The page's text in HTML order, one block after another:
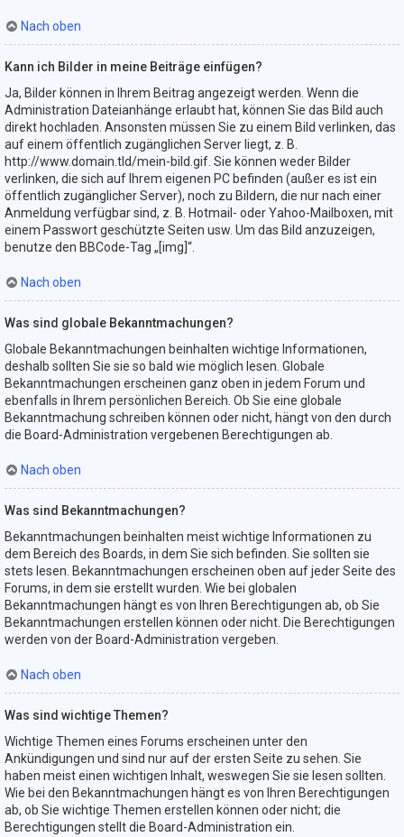
Nach oben
Kann ich Bilder in meine Beiträge einfügen?
Ja, Bilder können in Ihrem Beitrag angezeigt werden. Wenn die
Administration Dateianhänge erlaubt hat, können Sie das Bild auch
direkt hochladen. Ansonsten müssen Sie zu einem Bild verlinken, das
auf einem öffentlich zugänglichen Server liegt, z. B.
http://www.domain.tld/mein-bild.gif. Sie können weder Bilder
verlinken, die sich auf Ihrem eigenen PC befinden (außer es ist ein
öffentlich zugänglicher Server), noch zu Bildern, die nur nach einer
Anmeldung verfügbar sind, z. B. Hotmail- oder Yahoo-Mailboxen, mit
einem Passwort geschützte Seiten usw. Um das Bild anzuzeigen,
benutze den BBCode-Tag „[img]“.
Nach oben
Was sind globale Bekanntmachungen?
Globale Bekanntmachungen beinhalten wichtige Informationen,
deshalb sollten Sie sie so bald wie möglich lesen. Globale
Bekanntmachungen erscheinen ganz oben in jedem Forum und
ebenfalls in Ihrem persönlichen Bereich. Ob Sie eine globale
Bekanntmachung schreiben können oder nicht, hängt von den durch
die Board-Administration vergebenen Berechtigungen ab.
Nach oben
Was sind Bekanntmachungen?
Bekanntmachungen beinhalten meist wichtige Informationen zu
dem Bereich des Boards, in dem Sie sich befinden. Sie sollten sie
stets lesen. Bekanntmachungen erscheinen oben auf jeder Seite des
Forums, in dem sie erstellt wurden. Wie bei globalen
Bekanntmachungen hängt es von Ihren Berechtigungen ab, ob Sie
Bekanntmachungen erstellen können oder nicht. Die Berechtigungen
werden von der Board-Administration vergeben.
Nach oben
Was sind wichtige Themen?
Wichtige Themen eines Forums erscheinen unter den
Ankündigungen und sind nur auf der ersten Seite zu sehen. Sie
haben meist einen wichtigen Inhalt, weswegen Sie sie lesen sollten.
Wie bei den Bekanntmachungen hängt es von Ihren Berechtigungen
ab, ob Sie wichtige Themen erstellen können oder nicht; die
Berechtigungen stellt die Board-Administration ein.